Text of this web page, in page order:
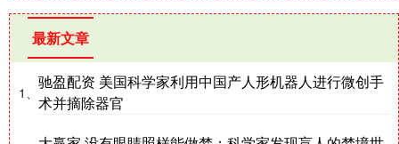
最新文章
1、
驰盈配资 美国科学家利用中国产人形机器人进行微创手
术并摘除器官